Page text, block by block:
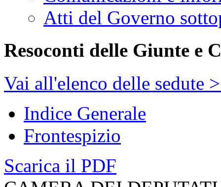
Emendamenti
Attività di indirizzo,
Interrogazioni,
Indagini conoscitive
Audizioni e
Elenco nominativo
Comunicazioni e
Atti del Governo